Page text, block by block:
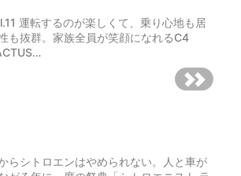
運転するのが楽しくて、乗り心地も居
も抜群。家族全員が笑顔になれるC4
らシトロエンはやめられない。人と車が